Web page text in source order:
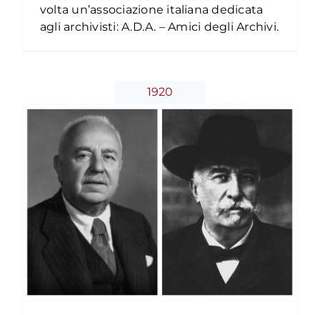
volta un’associazione italiana dedicata
agli archivisti: A.D.A. – Amici degli Archivi.
1920
L’ostruzionismo politico
Timeline